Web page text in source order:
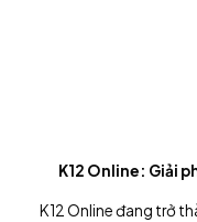
K12 Online: Giải
K12 Online đang trở